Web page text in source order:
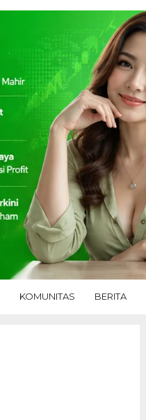
KOMUNITAS BERITA